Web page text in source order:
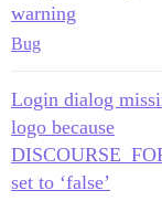
warning
Bug
Login dialog
logo because
set to ‘false’